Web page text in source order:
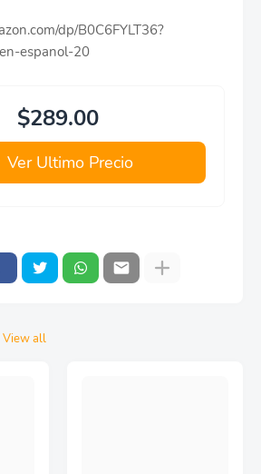
dp/B0C6FYLT36?
espanol-20
$289.00
Ver Ultimo Precio
View all